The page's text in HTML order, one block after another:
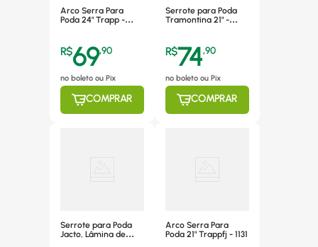
Arco Serra Para
Poda 24" Trapp -
R$69,90
no boleto ou Pix
COMPRAR
Serrote para Poda
Tramontina 21" -
R$74,90
no boleto ou Pix
COMPRAR
Serrote para Poda
Jacto, Lâmina de
Arco Serra Para
Poda 21" Trappfj - 1131